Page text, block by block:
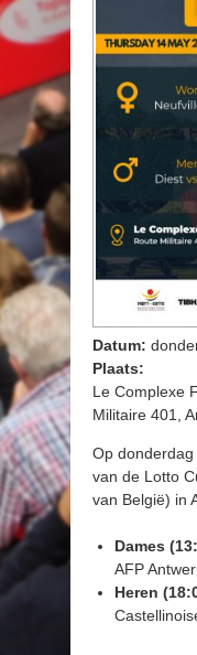
Datum:
Plaats:
Le Complexe
Militaire 401,
Op
van de Lotto
van België) in
Dames
AFP
Heren